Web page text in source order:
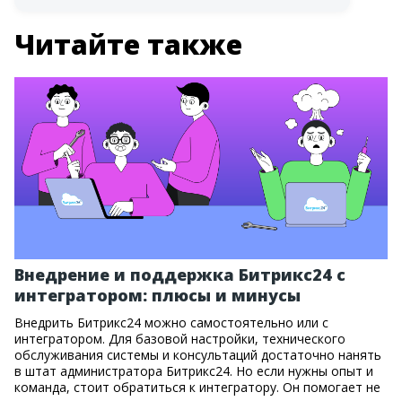
Читайте также
Внедрение и поддержка Битрикс24 с
интегратором: плюсы и минусы
Внедрить Битрикс24 можно самостоятельно или с
интегратором. Для базовой настройки, технического
обслуживания системы и консультаций достаточно нанять
в штат администратора Битрикс24. Но если нужны опыт и
команда, стоит обратиться к интегратору. Он помогает не